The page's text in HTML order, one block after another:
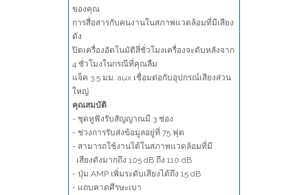
ของคุณ
การสื่อสารกับคนงานในสภาพแวดล้อมที่มีเสียง
ดัง
ปิดเครื่องอัตโนมัติสี่ชั่วโมงเครื่องจะดับหลังจาก
4 ชั่วโมงในกรณีที่คุณลืม
แจ็ค 3.5 มม. aux เชื่อมต่อกับอุปกรณ์เสียงส่วน
ใหญ่
คุณสมบัติ
- ชุดหูฟังรับสัญญาณมี 3 ช่อง
- ช่วงการรับส่งข้อมูลอยู่ที่ 75 ฟุต
- สามารถใช้งานได้ในสภาพแวดล้อมที่มี
เสียงดังมากถึง 105 dB ถึง 110 dB
- ปุ่ม AMP เพิ่มระดับเสียงได้ถึง 15 dB
- แถบคาดศีรษะเบา